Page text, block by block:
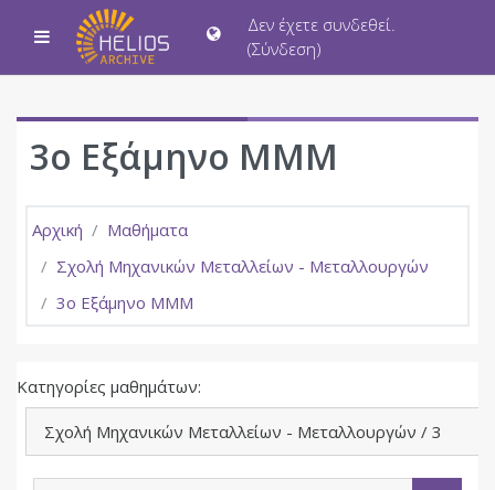
Μετάβαση στο κεντρικό περιεχόμενο
Πλευρικός πίνακας
Δεν έχετε συνδεθεί.
(Σύνδεση)
3ο Εξάμηνο ΜΜΜ
Αρχική
Μαθήματα
Σχολή Μηχανικών Μεταλλείων - Μεταλλουργών
3ο Εξάμηνο ΜΜΜ
Κατηγορίες μαθημάτων: